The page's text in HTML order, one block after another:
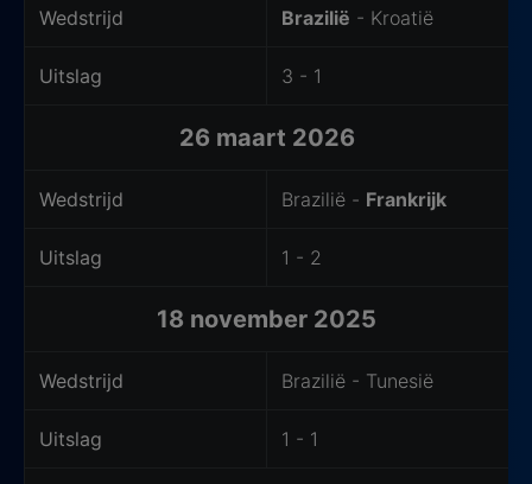
Wedstrijd Brazilië - Kroatië
Uitslag 3 - 1
26 maart 2026
Wedstrijd Brazilië - Frankrijk
Uitslag 1 - 2
18 november 2025
Wedstrijd Brazilië - Tunesië
Uitslag 1 - 1